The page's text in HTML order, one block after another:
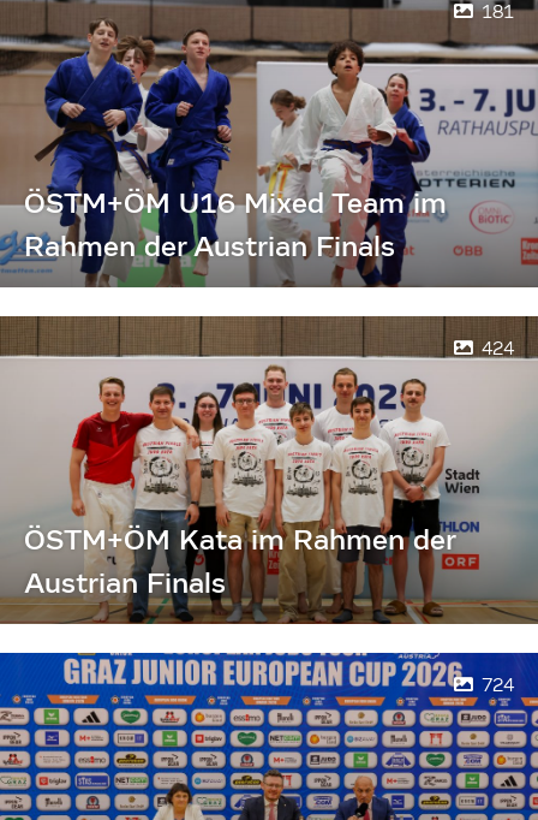
181
ÖSTM+ÖM U16 Mixed Team im
Rahmen der Austrian Finals
424
ÖSTM+ÖM Kata im Rahmen der
Austrian Finals
724